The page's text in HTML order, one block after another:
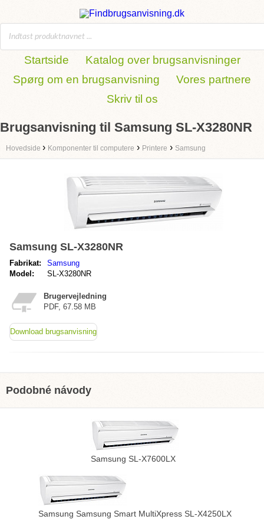
Startside
Katalog over brugsanvisninger
Spørg om en brugsanvisning
Vores partnere
Skriv til os
Brugsanvisning til Samsung SL-X3280NR
Hovedside › Komponenter til computere › Printere › Samsung
Samsung SL-X3280NR
Fabrikat:
Samsung
Model:
SL-X3280NR
Brugervejledning
PDF, 67.58 MB
Download brugsanvisning
Podobné návody
Samsung SL-X7600LX
Samsung Samsung Smart MultiXpress SL-X4250LX